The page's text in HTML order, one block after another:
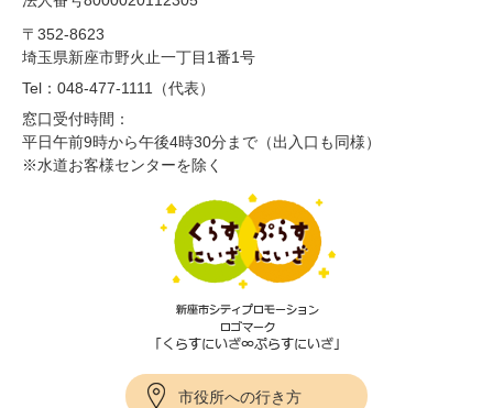
〒352-8623
埼玉県新座市野火止一丁目1番1号
Tel：048-477-1111（代表）
窓口受付時間：
平日午前9時から午後4時30分まで（出入口も同様）
※水道お客様センターを除く
市役所への行き方